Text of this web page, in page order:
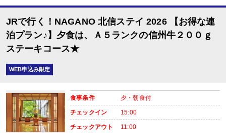
内容:
■朝食
場所:
レストラン（鹿鳴又は白雲）
和定食又は洋定食 ※12/31～1/7は和食のみとなります。
JRで行く！NAGANO 北信ステイ 2026 【お得な連
泊プラン♪】夕食は、Ａ５ランクの信州牛２００ｇ
ステーキコース★
WEB申込み限定
食事条件 夕・朝食付
チェックイン 15:00
チェックアウト 11:00